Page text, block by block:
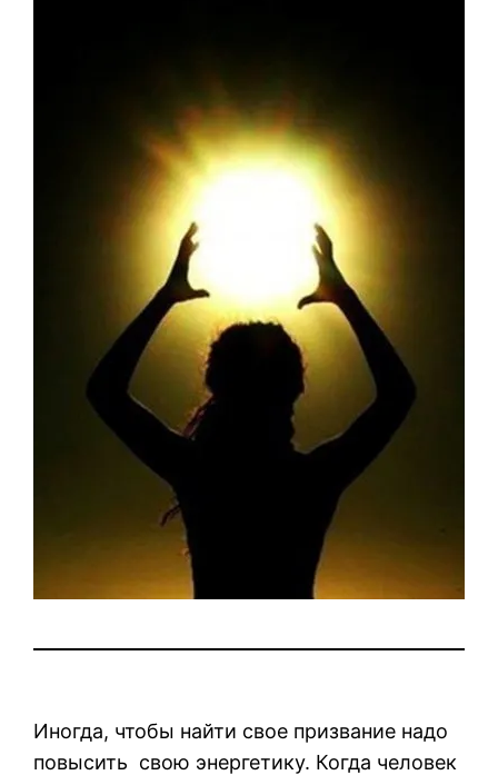
Иногда, чтобы найти свое призвание надо
повысить свою энергетику. Когда человек